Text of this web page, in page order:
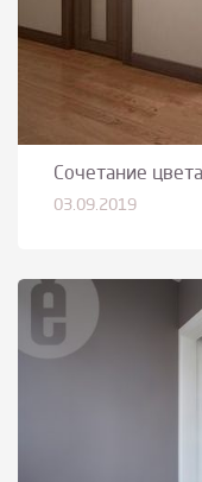
Сочетание
03.09.2019